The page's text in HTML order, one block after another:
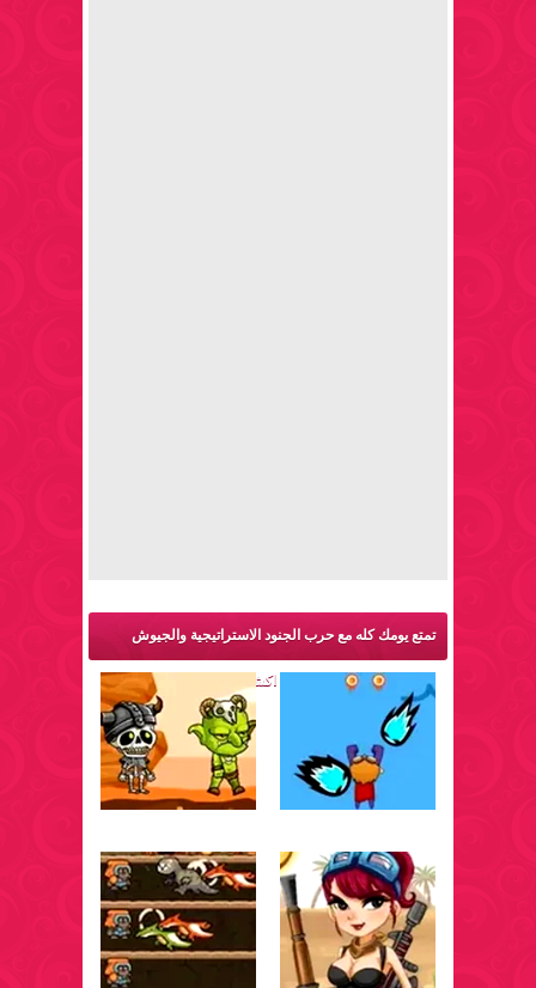
تمتع يومك كله مع حرب الجنود الاستراتيجية والجيوش
المتقدمة والمزيد من ألعاب اكشن: